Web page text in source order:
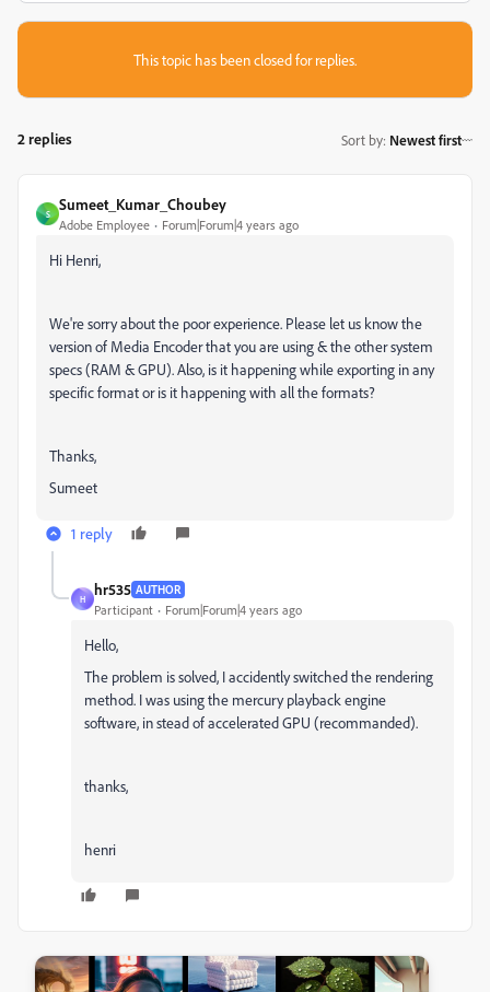
This topic has been closed for replies.
2 replies Sort by: Newest first
S
Sumeet_Kumar_Choubey
Adobe Employee Forum|Forum|4 years ago
Hi Henri,
We're sorry about the poor experience. Please let us know the
version of Media Encoder that you are using & the other system
specs (RAM & GPU). Also, is it happening while exporting in any
specific format or is it happening with all the formats?
Thanks,
Sumeet
1 reply
H
hr535 AUTHOR
Participant Forum|Forum|4 years ago
Hello,
The problem is solved, I accidently switched the rendering
method. I was using the mercury playback engine
software, in stead of accelerated GPU (recommanded).
thanks,
henri